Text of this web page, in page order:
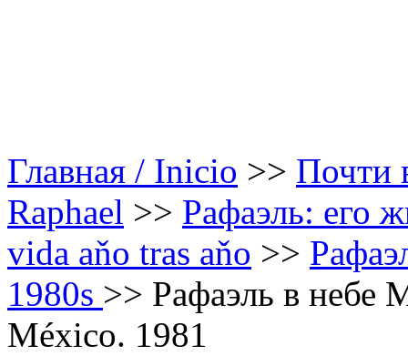
Главная / Inicio >> Почти
Raphael >> Рафаэль: его
vida aňo tras aňo >>
1980s >> Рафаэль в небе
México. 1981